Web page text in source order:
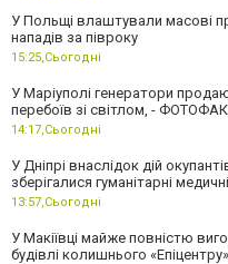
У Польщі влаштували масові
нападів за півроку
15:25,Сьогодні
У Маріуполі генератори
перебоїв зі світлом, -
14:17,Сьогодні
У Дніпрі внаслідок дій
зберігалися гуманітарні
13:57,Сьогодні
У Макіївці майже повністю
будівлі колишнього